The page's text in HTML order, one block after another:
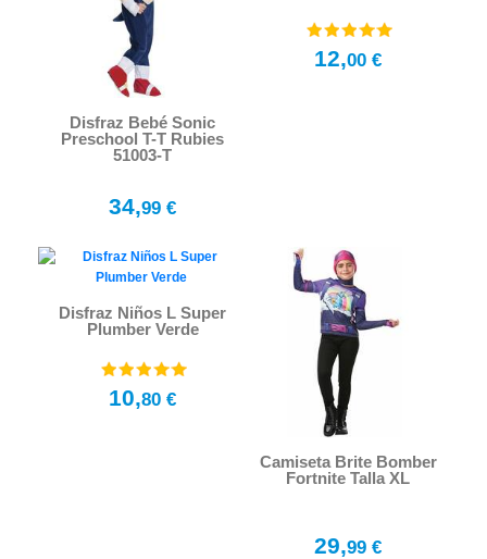
Disfraz Bebé Sonic
Preschool T-T Rubies
51003-T
34,99 €
12,00 €
Disfraz Niños L Super
Plumber Verde
10,80 €
Camiseta Brite Bomber
Fortnite Talla XL
29,99 €